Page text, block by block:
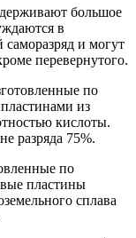
большое
в
и могут
перевернутого.
по
из
кислоты.
разряда 75%.
по
пластины
сплава